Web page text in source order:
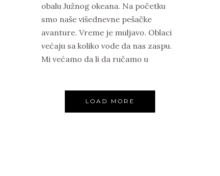
obalu Južnog okeana. Na početku
smo naše višednevne pešačke
avanture. Vreme je muljavo. Oblaci
većaju sa koliko vode da nas zaspu.
Mi većamo da li da ručamo u
LOAD MORE